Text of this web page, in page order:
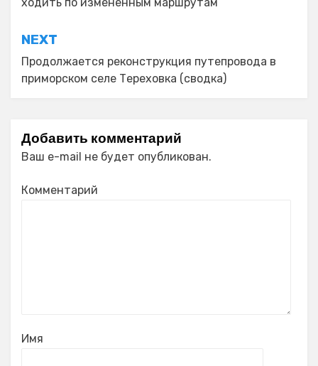
NEXT
Продолжается реконструкция путепровода в
приморском селе Тереховка (сводка)
Добавить комментарий
Ваш e-mail не будет опубликован.
Комментарий
Имя